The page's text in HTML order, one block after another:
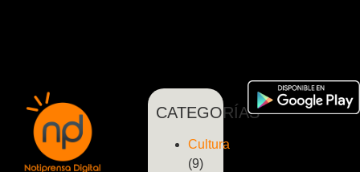
CATEGORÍAS
Cultura
(9)